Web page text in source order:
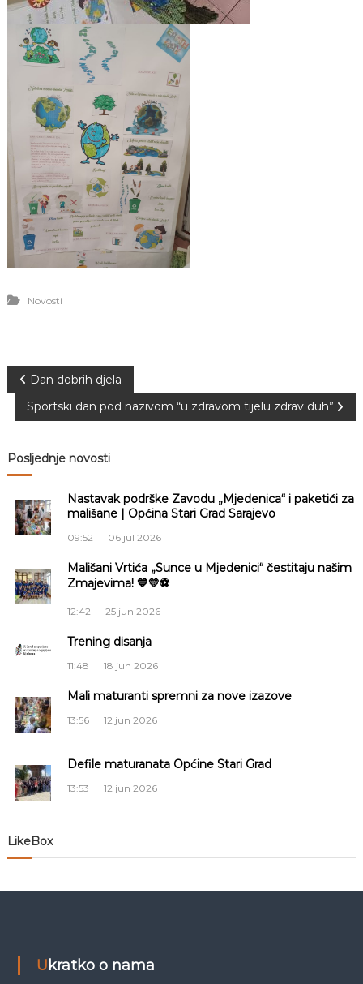
Novosti
N
a
v
g
a
c
a
n
a
a
Dan dobrih djela
Sportski dan pod nazivom “u zdravom tijelu zdrav duh”
Posljednje novosti
Nastavak podrške Zavodu „Mjedenica“ i paketići za
mališane | Općina Stari Grad Sarajevo
09:52 06 jul 2026
Mališani Vrtića „Sunce u Mjedenici“ čestitaju našim
Zmajevima! 💙💛⚽
12:42 25 jun 2026
Trening disanja
11:48 18 jun 2026
Mali maturanti spremni za nove izazove
13:56 12 jun 2026
Defile maturanata Općine Stari Grad
13:53 12 jun 2026
LikeBox
Ukratko o nama